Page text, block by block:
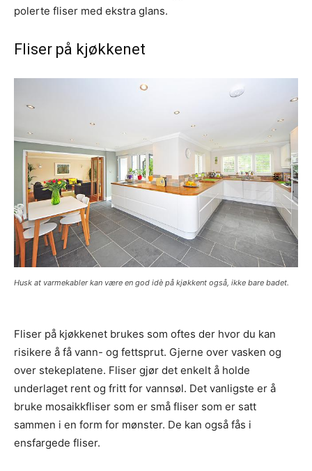
polerte fliser med ekstra glans.
Fliser på kjøkkenet
Husk at varmekabler kan være en god idè på kjøkkent også, ikke bare badet.
Fliser på kjøkkenet brukes som oftes der hvor du kan
risikere å få vann- og fettsprut. Gjerne over vasken og
over stekeplatene. Fliser gjør det enkelt å holde
underlaget rent og fritt for vannsøl. Det vanligste er å
bruke mosaikkfliser som er små fliser som er satt
sammen i en form for mønster. De kan også fås i
ensfargede fliser.